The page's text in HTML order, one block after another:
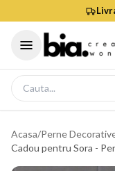
Acasa/Perne
Cadou pentru Sora -